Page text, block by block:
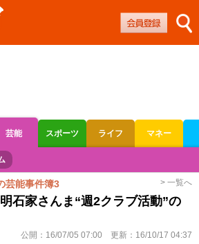
芸能 スポーツ ライフ マネー
オートレース
芸能事件簿3 > 一覧へ
石家さんま“週2クラブ活動”の
公開： 16/07/05 07:00 更新： 16/10/17 04:37